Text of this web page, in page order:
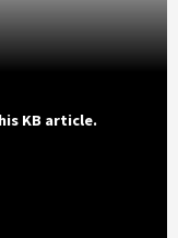
KB article.